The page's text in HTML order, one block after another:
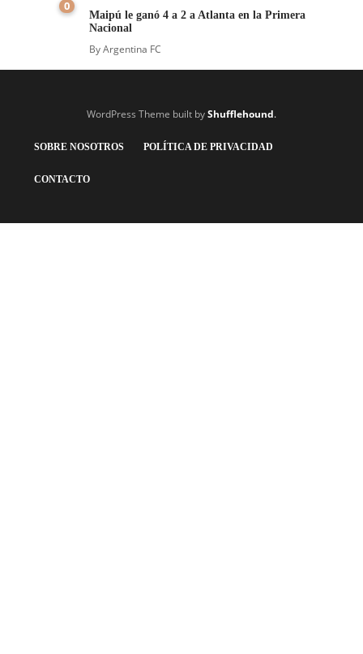
0
Maipú le ganó 4 a 2 a Atlanta en la Primera
Nacional
ByArgentina FC
WordPress Theme built byShufflehound.
SOBRE NOSOTROS POLÍTICA DE PRIVACIDAD
CONTACTO